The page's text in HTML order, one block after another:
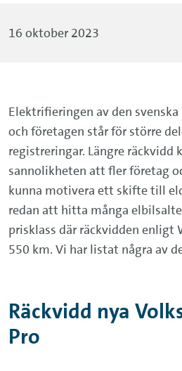
16 oktober 2023
Elektrifieringen av den
och företagen står för större
registreringar. Längre räckvidd
sannolikheten att fler företag
kunna motivera ett skifte till
redan att hitta många
prisklass där räckvidden enligt
550 km. Vi har listat några av
Räckvidd nya
Pro